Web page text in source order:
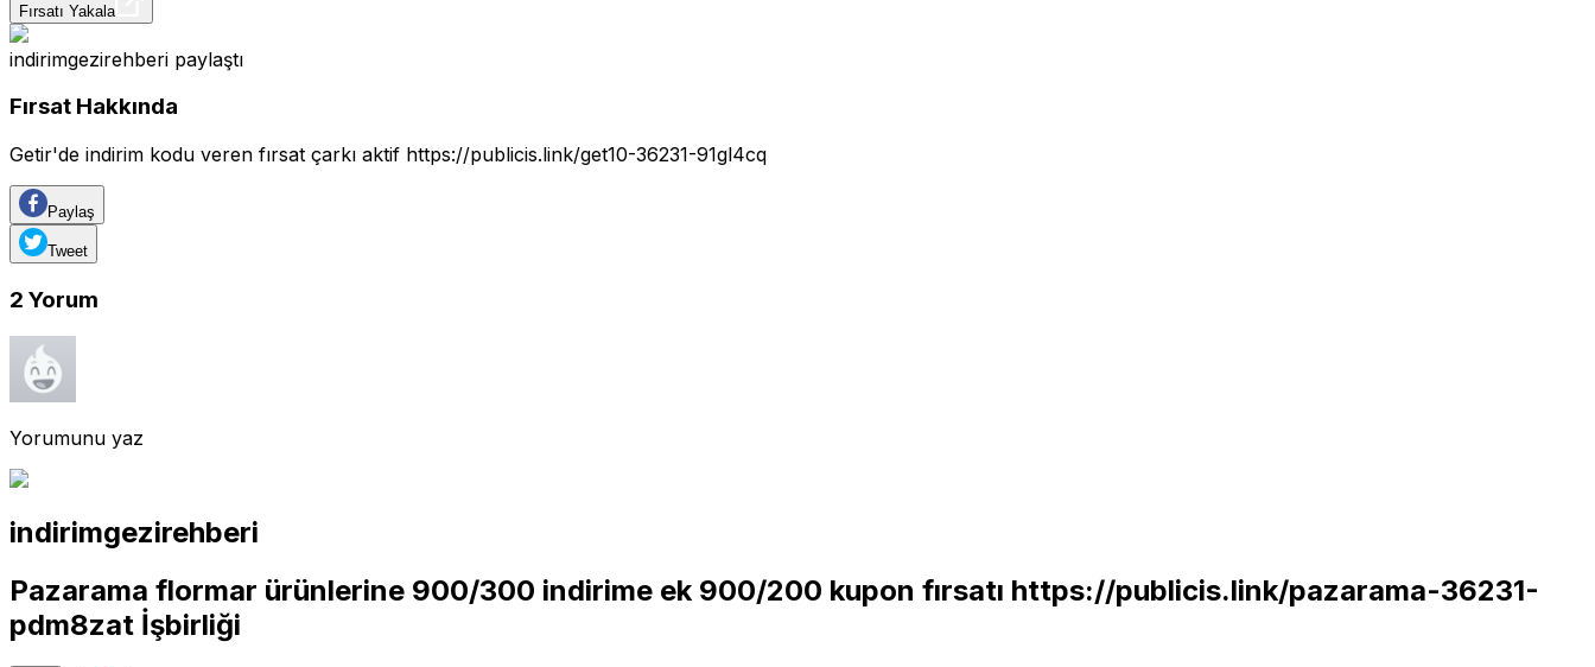
Fırsatı Yakala
indirimgezirehberi paylaştı
Fırsat Hakkında
Getir'de indirim kodu veren fırsat çarkı aktif https://publicis.link/get10-36231-91gl4cq
Paylaş
Tweet
2 Yorum
Yorumunu yaz
indirimgezirehberi
Pazarama flormar ürünlerine 900/300 indirime ek 900/200 kupon fırsatı https://publicis.link/pazarama-36231-
pdm8zat İşbirliği